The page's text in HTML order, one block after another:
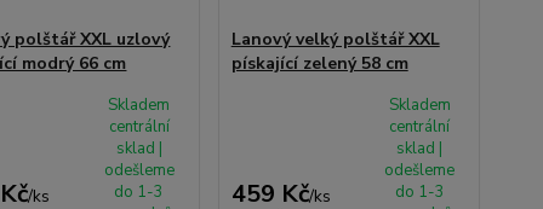
polštář XXL uzlový
modrý 66 cm
/ks
Skladem
centrální
sklad |
odešleme
do 1-3
Lanový velký polštář XXL
pískající zelený 58 cm
459 Kč/ks
Skladem
centrální
sklad |
odešleme
do 1-3